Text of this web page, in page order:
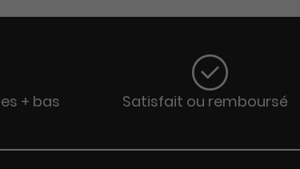
+ bas Satisfait ou remboursé